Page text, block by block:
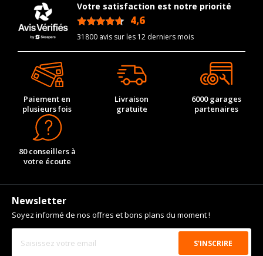
Votre satisfaction est notre priorité
4,6
31800 avis sur les 12 derniers mois
Paiement en
plusieurs fois
Livraison
gratuite
6000 garages
partenaires
80 conseillers à
votre écoute
Newsletter
Soyez informé de nos offres et bons plans du moment !